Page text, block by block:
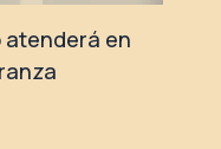
atenderá en